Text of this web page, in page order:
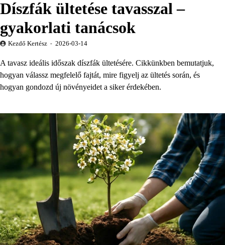
Díszfák ültetése tavasszal –
gyakorlati tanácsok
Kezdő Kertész 2026-03-14
A tavasz ideális időszak díszfák ültetésére. Cikkünkben bemutatjuk,
hogyan válassz megfelelő fajtát, mire figyelj az ültetés során, és
hogyan gondozd új növényeidet a siker érdekében.